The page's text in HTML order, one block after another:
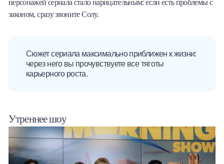
персонажей сериала стало нарицательным: если есть проблемы с
законом, сразу звоните Солу.
Сюжет сериала максимально приближен к жизни:
через него вы прочувствуете все тяготы
карьерного роста.
Утреннее шоу